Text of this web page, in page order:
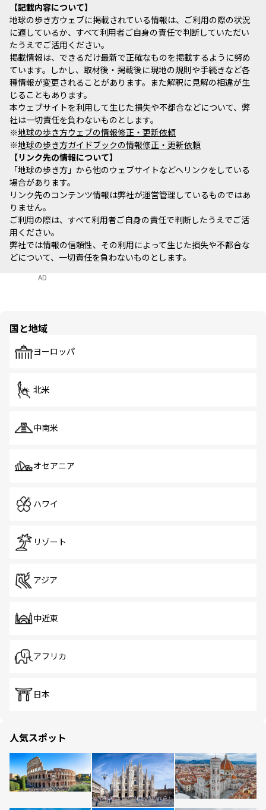
記載内容について
地球の歩き方ウェブに掲載されている情報は、ご利用の際の状況
に適しているか、すべて利用者ご自身の責任で判断していただい
たうえでご活用ください。
掲載情報は、できるだけ最新で正確なものを掲載するように努め
ています。しかし、取材後・掲載後に現地の規則や手続きなど各
種情報が変更されることがあります。また解釈に見解の相違が生
じることもあります。
本ウェブサイトを利用して生じた損失や不都合などについて、弊
社は一切責任を負わないものとします。
※地球の歩き方ウェブの情報修正・更新依頼
※地球の歩き方ガイドブックの情報修正・更新依頼
リンク先の情報について
「地球の歩き方」から他のウェブサイトなどへリンクをしている
場合があります。
リンク先のコンテンツ情報は弊社が運営管理しているものではあ
りません。
ご利用の際は、すべて利用者ご自身の責任で判断したうえでご活
用ください。
弊社では情報の信頼性、その利用によって生じた損失や不都合な
どについて、一切責任を負わないものとします。
AD
国と地域
ヨーロッパ
北米
中南米
オセアニア
ハワイ
リゾート
アジア
中近東
アフリカ
日本
人気スポット